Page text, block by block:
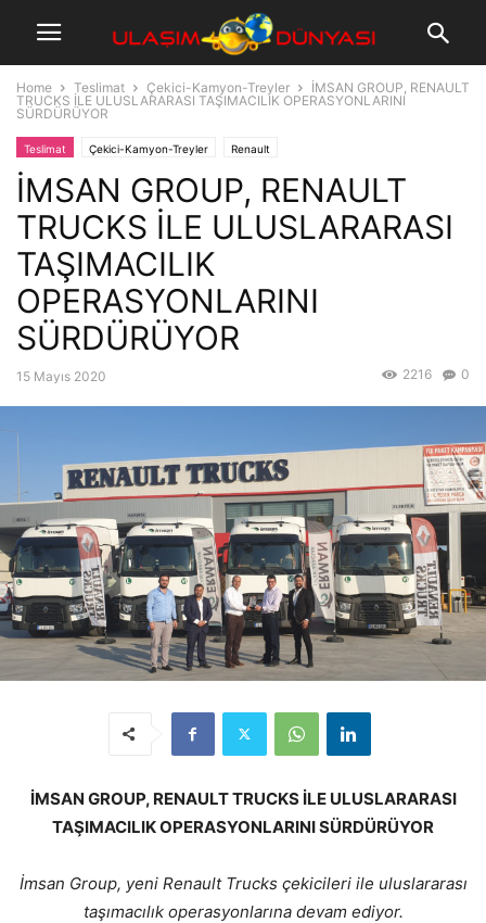
Home Teslimat Çekici-Kamyon-Treyler
İMSAN GROUP, RENAULT
TRUCKS İLE ULUSLARARASI TAŞIMACILIK OPERASYONLARINI
SÜRDÜRÜYOR
Teslimat Çekici-Kamyon-Treyler Renault
İMSAN GROUP, RENAULT
TRUCKS İLE ULUSLARARASI
TAŞIMACILIK
OPERASYONLARINI
SÜRDÜRÜYOR
15 Mayıs 2020 0
2216
İMSAN GROUP, RENAULT TRUCKS İLE ULUSLARARASI
TAŞIMACILIK OPERASYONLARINI SÜRDÜRÜYOR
İmsan Group, yeni Renault Trucks çekicileri ile uluslararası
taşımacılık operasyonlarına devam ediyor.